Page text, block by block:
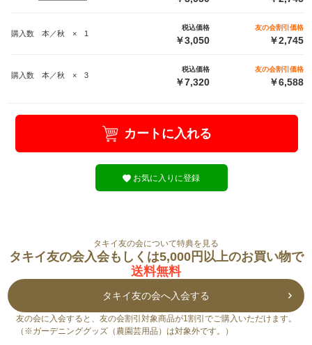
購入数 本／秋 × 1
税込価格
￥3,050
友の会割引価格
￥2,745
購入数 本／秋 × 3
税込価格
￥7,320
友の会割引価格
￥6,588
カートに入れる
お気に入りに登録
タキイ友の会について特典を見る
タキイ友の会入会もしくは5,000円以上のお買い物で
送料無料
タキイ友の会へ入会する
友の会に入会すると、友の会割引対象商品が1割引でご購入いただけます。
（※ガーデニンググッズ（農園芸用品）は対象外です。）